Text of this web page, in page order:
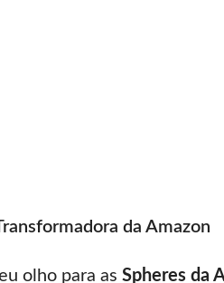
da Amazon
olho para as Spheres da